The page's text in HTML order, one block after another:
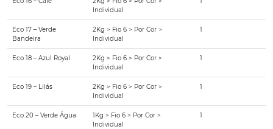
Individual
Eco 17 – Verde
Bandeira
2Kg > Fio 6 > Por Cor >
Individual
1
Eco 18 – Azul Royal
2Kg > Fio 6 > Por Cor >
Individual
1
Eco 19 – Lilás
2Kg > Fio 6 > Por Cor >
Individual
1
Eco 20 – Verde Água
1Kg > Fio 6 > Por Cor >
Individual
1